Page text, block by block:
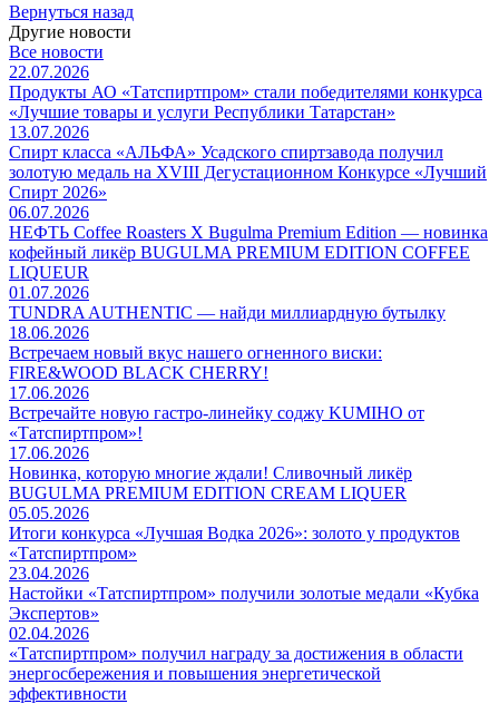
Вернуться назад
Другие новости
Все новости
22.07.2026
Продукты АО «Татспиртпром» стали победителями конкурса
«Лучшие товары и услуги Республики Татарстан»
13.07.2026
Спирт класса «АЛЬФА» Усадского спиртзавода получил
золотую медаль на XVIII Дегустационном Конкурсе «Лучший
Спирт 2026»
06.07.2026
НЕФТЬ Coffee Roasters Х Bugulma Premium Edition — новинка
кофейный ликёр BUGULMA PREMIUM EDITION COFFEE
LIQUEUR
01.07.2026
TUNDRA AUTHENTIC — найди миллиардную бутылку
18.06.2026
Встречаем новый вкус нашего огненного виски:
FIRE&WOOD BLACK CHERRY!
17.06.2026
Встречайте новую гастро-линейку соджу KUMIHO от
«Татспиртпром»!
17.06.2026
Новинка, которую многие ждали! Сливочный ликёр
BUGULMA PREMIUM EDITION CREAM LIQUER
05.05.2026
Итоги конкурса «Лучшая Водка 2026»: золото у продуктов
«Татспиртпром»
23.04.2026
Настойки «Татспиртпром» получили золотые медали «Кубка
Экспертов»
02.04.2026
«Татспиртпром» получил награду за достижения в области
энергосбережения и повышения энергетической
эффективности